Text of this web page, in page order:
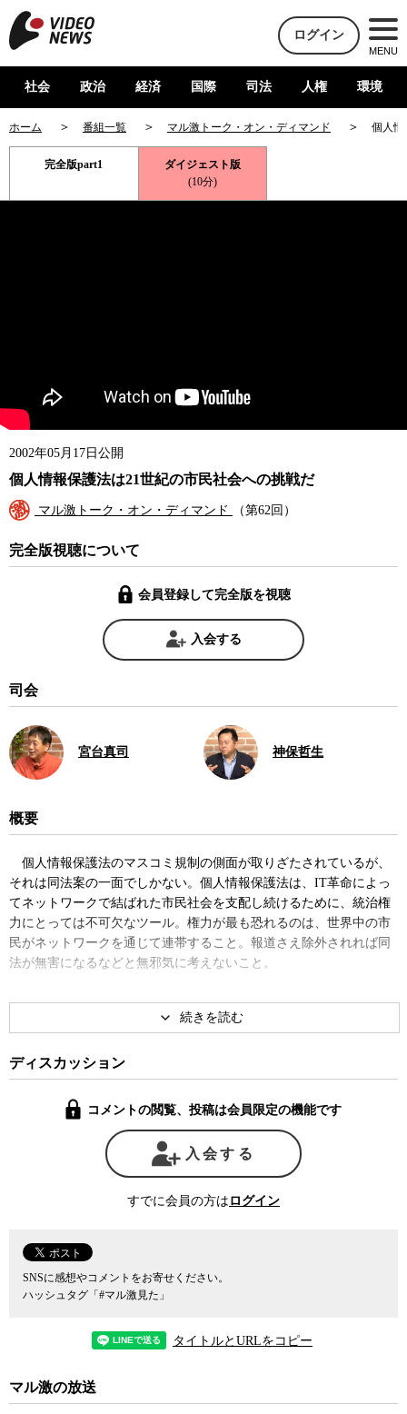
ログイン
MENU
社会 政治 経済 国際 司法 人権 環境
ホーム 番組一覧 マル激トーク・オン・ディマンド 個人情
完全版part1
ダイジェスト版
(10分)
2002年05月17日公開
個人情報保護法は21世紀の市民社会への挑戦だ
マル激トーク・オン・ディマンド （第62回）
完全版視聴について
会員登録して完全版を視聴
入会する
司会
宮台真司 神保哲生
概要
個人情報保護法のマスコミ規制の側面が取りざたされているが、
それは同法案の一面でしかない。個人情報保護法は、IT革命によっ
てネットワークで結ばれた市民社会を支配し続けるために、統治権
力にとっては不可欠なツール。権力が最も恐れるのは、世界中の市
民がネットワークを通じて連帯すること。報道さえ除外されれば同
法が無害になるなどと無邪気に考えないこと。
ディスカッション
コメントの閲覧、投稿は会員限定の機能です
入会する
すでに会員の方は ログイン
SNSに感想やコメントをお寄せください。
ハッシュタグ「#マル激見た」
タイトルとURLをコピー
マル激の放送